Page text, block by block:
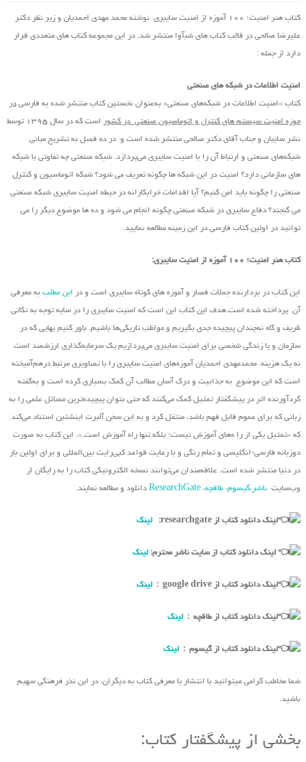
کتاب هنر امنیت؛ ۱۰۰ آموزه از امنیت سایبری نوشته محمد مهدی احمدیان و زیر نظر دکتر
علیرضا صالحی در قالب کتاب های شبآوا منتشر شد. در این مجموعه کتاب های متعددی قرار
دارد از جمله :
امنیت اطلاعات در شبکه های صنعتی
کتاب «امنیت اطلاعات در شبکه‌های صنعتی» به‌عنوان نخستین کتاب منتشر شده به فارسی در
حوزه امنیت سیستم های کنترل و اتوماسیون صنعتی در کشور
است که در سال ۱۳۹۵ توسط
نشر سایبان و جناب آقای دکتر صالحی منتشر شده است و در ده فصل به تشریح مبانی
شبکه‌های صنعتی و ارتباط آن را با امنیت سایبری می‌پردازد. شبکه صنعتی چه تفاوتی با شبکه
های سازمانی دارد؟ امنیت در این شبکه ها چگونه تعریف می شود؟ شبکه اتوماسیون و کنترل
صنعتی را چگونه باید امن کنیم؟ آیا اقدامات خرابکارانه در حیطه امنیت سایبری شبکه صنعتی
می گنجند؟ دفاع سایبری در شبکه صنعتی چگونه انجام می شود و ده ها موضوع دیگر را می
توانید در اولین کتاب فارسی در این زمینه مطالعه نمایید.
کتاب هنر امنیت؛ ۱۰۰ آموزه از امنیت سایبری:
این کتاب در بردارنده جملات قصار و آموزه های کوتاه سایبری است و در این مطلب به معرفی
آن پرداخته شده است.هدف این کتاب این است که امنیت سایبری را در سایه توجه به نکاتی
ظریف و گاه نه‌چندان پیچیده جدی بگیریم و مواظب تاریکی‌ها باشیم. باور کنیم بهایی که در
سازمان و یا زندگی شخصی برای امنیت سایبری می‌پردازیم یک سرمایه‌گذاری ارزشمند است
نه یک هزینه. محمدمهدی احمدیان آموزه‌های امنیت سایبری را با تصاویری مرتبط درهم‌آمیخته
است که این موضوع به جذابیت و درک آسان مطالب آن کمک بسیاری کرده است و به‌گفته
گردآورنده اثر در پیشگفتار تمثیل کمک می‌کنند که حتی بتوان پیچیده‌ترین مسائل علمی را به
زبانی که برای عموم قابل فهم باشد، منتقل کرد و به این سخن آلبرت اینشتین استناد می‌کند
که «تمثیل یکی از را ه‌های آموزش نیست؛ بلکه تنها راه آموزش است.». این کتاب به صورت
دوزبانه فارسی-انگلیسی و تمام رنگی و با رعایت قواعد کپی‌رایت بین‌المللی و برای اولین بار
در دنیا منتشر شده است. علاقه‌مندان می‌توانند نسخه الکترونیکی کتاب را به رایگان از
وب‌سایت ناشر،گیسوم، طاقچه، ResearchGate دانلود و مطالعه نمایند.
لینک دانلود کتاب از researchgate: لینک
لینک دانلود کتاب از سایت ناشر محترم: لینک
لینک دانلود کتاب از google drive : لینک
لینک دانلود کتاب از طاقچه : لینک
لینک دانلود کتاب از گیسوم : لینک
شما مخاطب گرامی میتوانید با انتشار یا معرفی کتاب به دیگران، در این نذر فرهنگی سهیم
باشید.
بخشی از پیشگفتار کتاب: